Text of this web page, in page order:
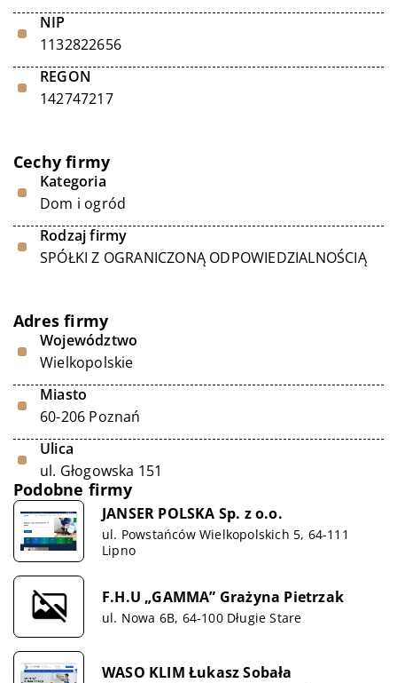
NIP
1132822656
REGON
142747217
Cechy firmy
Kategoria
Dom i ogród
Rodzaj firmy
SPÓŁKI Z OGRANICZONĄ ODPOWIEDZIALNOŚCIĄ
Adres firmy
Województwo
Wielkopolskie
Miasto
60-206 Poznań
Ulica
ul. Głogowska 151
Podobne firmy
JANSER POLSKA Sp. z o.o.
ul. Powstańców Wielkopolskich 5, 64-111
Lipno
F.H.U „GAMMA” Grażyna Pietrzak
ul. Nowa 6B, 64-100 Długie Stare
WASO KLIM Łukasz Sobała